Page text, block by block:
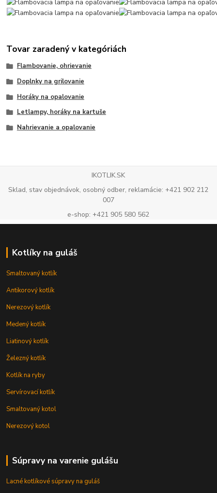
Tovar zaradený v kategóriách
Flambovanie, ohrievanie
Doplnky na grilovanie
Horáky na opalovanie
Letlampy, horáky na kartuše
Nahrievanie a opalovanie
IKOTLIK.SK
Sklad, stav objednávok, osobný odber, reklamácie: +421 902 212
007
e-shop: +421 905 580 562
Kotlíky na guláš
Smaltovaný kotlík
Antikorový kotlík
Nerezový kotlík
Medený kotlík
Liatinový kotlík
Železný kotlík
Kotlík na ryby
Servírovací kotlík
Smaltovaný kotol
Nerezový kotol
Súpravy na varenie gulášu
Lacné kotlíkové súpravy na guláš